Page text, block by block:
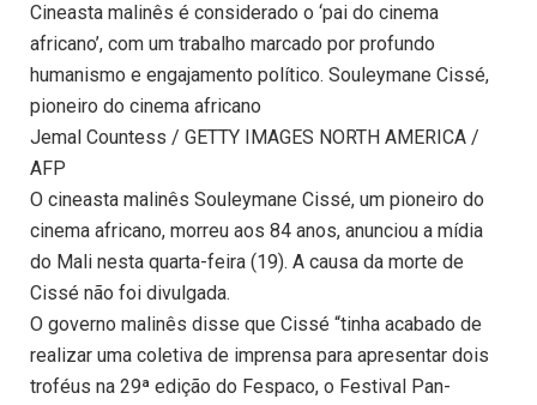
Cineasta malinês é considerado o ‘pai do cinema
africano’, com um trabalho marcado por profundo
humanismo e engajamento político. Souleymane Cissé,
pioneiro do cinema africano
Jemal Countess / GETTY IMAGES NORTH AMERICA /
AFP
O cineasta malinês Souleymane Cissé, um pioneiro do
cinema africano, morreu aos 84 anos, anunciou a mídia
do Mali nesta quarta-feira (19). A causa da morte de
Cissé não foi divulgada.
O governo malinês disse que Cissé “tinha acabado de
realizar uma coletiva de imprensa para apresentar dois
troféus na 29ª edição do Fespaco, o Festival Pan-